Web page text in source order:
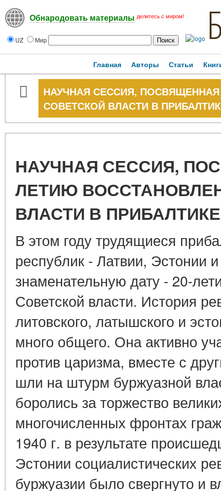
Обнародовать материалы делитесь с миром!
UZ Мир
Главная Авторы Статьи
НАУЧНАЯ СЕССИЯ,
СОВЕТСКОЙ ВЛАСТИ В
НАУЧНАЯ СЕССИЯ,
ЛЕТИЮ
ВЛАСТИ В ПРИБАЛТИКЕ
В этом году трудящиеся
республик - Латвии, Эстонии
знаменательную дату - 20-
Советской власти. История
литовского, латышского и
много общего. Она активно
против царизма, вместе с
шли на штурм буржуазной
боролись за торжество
многочисленных фронтах
1940 г. в результате
Эстонии социалистических
буржуазии было свергнуто и